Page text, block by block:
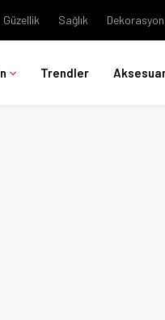
Güzellik Sağlık Dekorasyon
Trendler